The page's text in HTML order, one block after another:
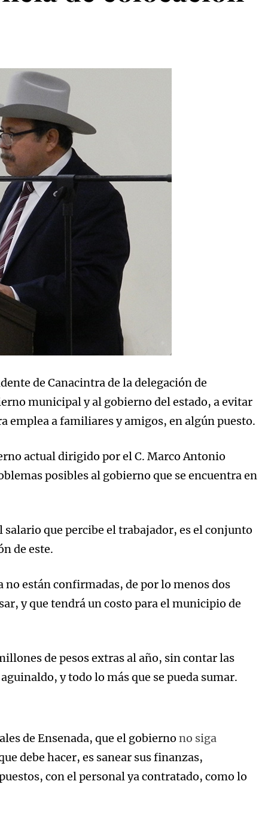
de Canacintra de la delegación de
municipal y al gobierno del estado, a evitar
emplea a familiares y amigos, en algún puesto.
actual dirigido por el C. Marco Antonio
posibles al gobierno que se encuentra en
que percibe el trabajador, es el conjunto
de este.
no están confirmadas, de por lo menos dos
y que tendrá un costo para el municipio de
de pesos extras al año, sin contar las
y todo lo más que se pueda sumar.
de Ensenada, que el gobierno no siga
debe hacer, es sanear sus finanzas,
con el personal ya contratado, como lo